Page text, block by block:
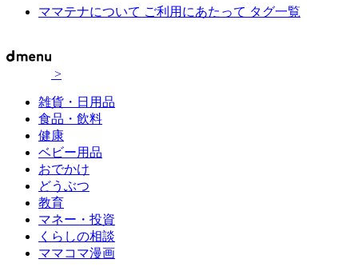
ママテナについて ご利用にあたって タグ一覧
>
雑貨・日用品
食品・飲料
健康
ベビー用品
おでかけ
どうぶつ
教育
マネー・投資
くらしの相談
ママコマ漫画